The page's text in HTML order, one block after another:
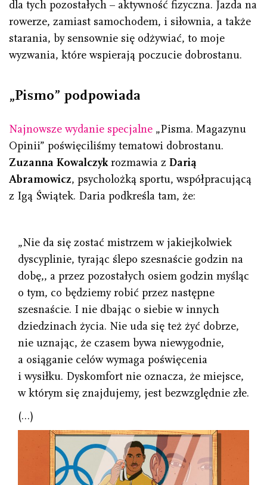
dla tych pozostałych – aktywność fizyczna. Jazda na
rowerze, zamiast samochodem, i siłownia, a także
starania, by sensownie się odżywiać, to moje
wyzwania, które wspierają poczucie dobrostanu.
„Pismo” podpowiada
Najnowsze wydanie specjalne „Pisma. Magazynu
Opinii” poświęciliśmy tematowi dobrostanu.
Zuzanna Kowalczykrozmawia z Darią
Abramowicz, psycholożką sportu, współpracującą
z Igą Świątek. Daria podkreśla tam, że:
„Nie da się zostać mistrzem w jakiejkolwiek
dyscyplinie, tyrając ślepo szesnaście godzin na
dobę,, a przez pozostałych osiem godzin myśląc
o tym, co będziemy robić przez następne
szesnaście. I nie dbając o siebie w innych
dziedzinach życia. Nie uda się też żyć dobrze,
nie uznając, że czasem bywa niewygodnie,
a osiąganie celów wymaga poświęcenia
i wysiłku. Dyskomfort nie oznacza, że miejsce,
w którym się znajdujemy, jest bezwzględnie złe.
(…)